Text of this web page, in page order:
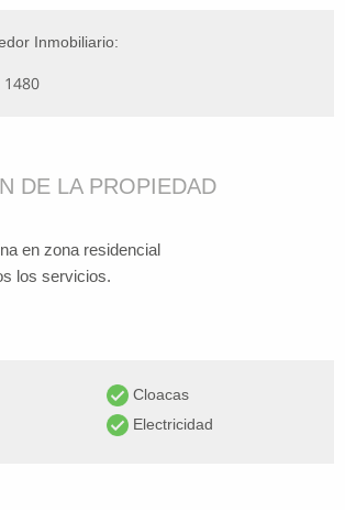
Inmobiliario:
1480
DE LA PROPIEDAD
en zona residencial
los servicios.
Cloacas
Electricidad